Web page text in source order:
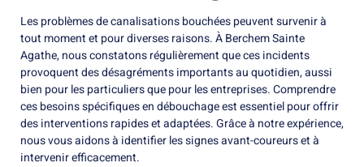
Les problèmes de canalisations bouchées peuvent survenir à
tout moment et pour diverses raisons. À Berchem Sainte
Agathe, nous constatons régulièrement que ces incidents
provoquent des désagréments importants au quotidien, aussi
bien pour les particuliers que pour les entreprises. Comprendre
ces besoins spécifiques en débouchage est essentiel pour offrir
des interventions rapides et adaptées. Grâce à notre expérience,
nous vous aidons à identifier les signes avant-coureurs et à
intervenir efficacement.